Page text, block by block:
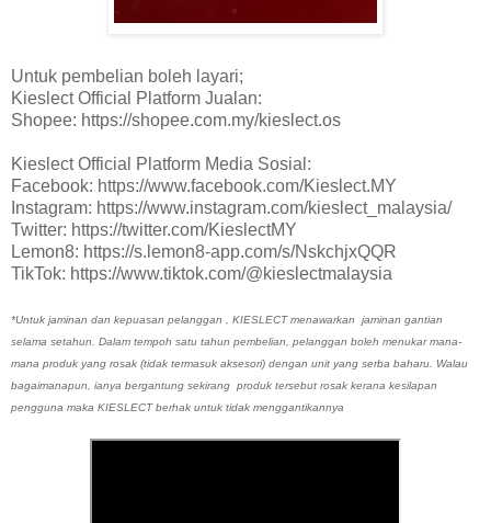
Untuk pembelian boleh layari;
Kieslect Official Platform Jualan:
Shopee: https://shopee.com.my/kieslect.os
Kieslect Official Platform Media Sosial:
Facebook: https://www.facebook.com/Kieslect.MY
Instagram: https://www.instagram.com/kieslect_malaysia/
Twitter: https://twitter.com/KieslectMY
Lemon8: https://s.lemon8-app.com/s/NskchjxQQR
TikTok: https://www.tiktok.com/@kieslectmalaysia
*Untuk jaminan dan kepuasan pelanggan , KIESLECT menawarkan jaminan gantian
selama setahun. Dalam tempoh satu tahun pembelian, pelanggan boleh menukar mana-
mana produk yang rosak (tidak termasuk aksesori) dengan unit yang serba baharu. Walau
bagaimanapun, ianya bergantung sekirang produk tersebut rosak kerana kesilapan
pengguna maka KIESLECT berhak untuk tidak menggantikannya